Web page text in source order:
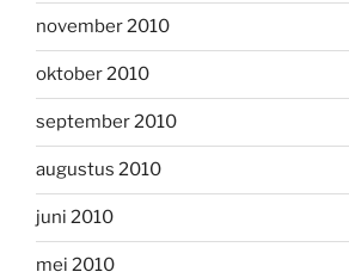
november 2010
oktober 2010
september 2010
augustus 2010
juni 2010
mei 2010